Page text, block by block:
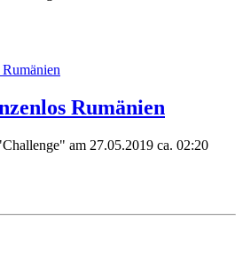
Rumänien
am 27.05.2019 ca. 02:20